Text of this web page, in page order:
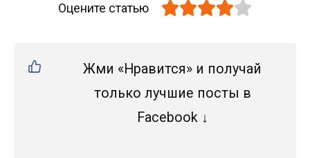
Оцените статью
Жми «Нравится» и получай
только лучшие посты в
Facebook ↓